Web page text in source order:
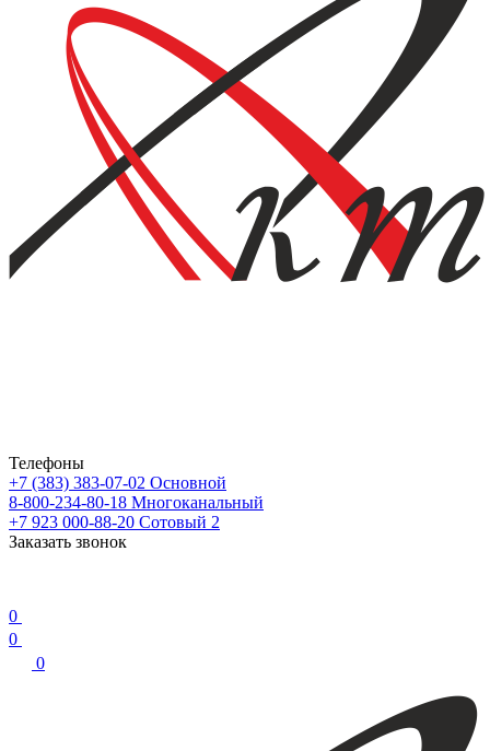
Телефоны
+7 (383) 383-07-02 Основной
8-800-234-80-18 Многоканальный
+7 923 000-88-20 Сотовый 2
Заказать звонок
0
0
0